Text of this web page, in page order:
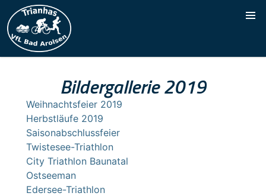
Bildergallerie 2019
Weihnachtsfeier 2019
Herbstläufe 2019
Saisonabschlussfeier
Twistesee-Triathlon
City Triathlon Baunatal
Ostseeman
Edersee-Triathlon